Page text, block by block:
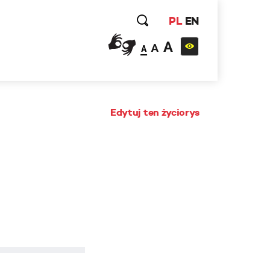
PL EN
A A A
Edytuj ten życiorys